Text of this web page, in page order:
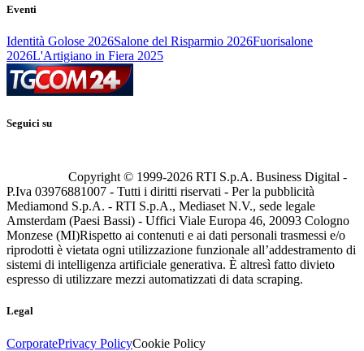
Eventi
Identità Golose 2026Salone del Risparmio 2026Fuorisalone
2026L'Artigiano in Fiera 2025
Seguici su
Copyright © 1999-2026 RTI S.p.A. Business Digital -
P.Iva 03976881007 - Tutti i diritti riservati - Per la pubblicità
Mediamond S.p.A. - RTI S.p.A., Mediaset N.V., sede legale
Amsterdam (Paesi Bassi) - Uffici Viale Europa 46, 20093 Cologno
Monzese (MI)Rispetto ai contenuti e ai dati personali trasmessi e/o
riprodotti è vietata ogni utilizzazione funzionale all’addestramento di
sistemi di intelligenza artificiale generativa. È altresì fatto divieto
espresso di utilizzare mezzi automatizzati di data scraping.
Legal
CorporatePrivacy PolicyCookie Policy